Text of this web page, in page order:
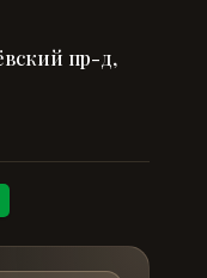
пр-д,